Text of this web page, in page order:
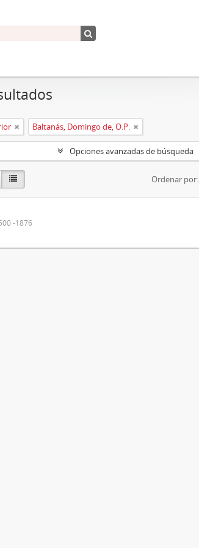
Baltanás, Domingo de, O.P.
Opciones avanzadas de búsqueda
Ordenar por:
-1876